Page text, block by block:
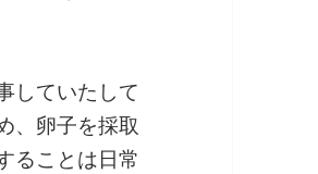
していたして
、卵子を採取
ることは日常